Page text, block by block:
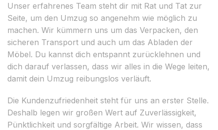
Unser erfahrenes Team steht dir mit Rat und Tat zur
Seite, um den Umzug so angenehm wie möglich zu
machen. Wir kümmern uns um das Verpacken, den
sicheren Transport und auch um das Abladen der
Möbel. Du kannst dich entspannt zurücklehnen und
dich darauf verlassen, dass wir alles in die Wege leiten,
damit dein Umzug reibungslos verläuft.
Die Kundenzufriedenheit steht für uns an erster Stelle.
Deshalb legen wir großen Wert auf Zuverlässigkeit,
Pünktlichkeit und sorgfältige Arbeit. Wir wissen, dass